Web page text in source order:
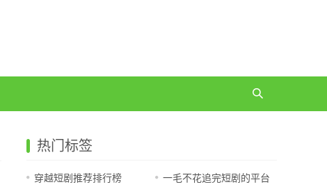
热门标签
穿越短剧推荐排行榜 一毛不花追完短剧的平台